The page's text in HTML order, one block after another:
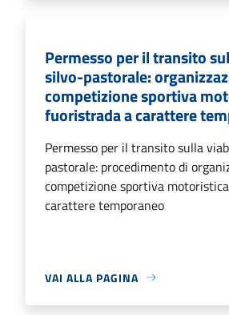
Permesso per il transito
silvo-pastorale:
competizione sportiva
fuoristrada a carattere
Permesso per il transito sulla
pastorale: procedimento di
competizione sportiva
carattere temporaneo
VAI ALLA PAGINA